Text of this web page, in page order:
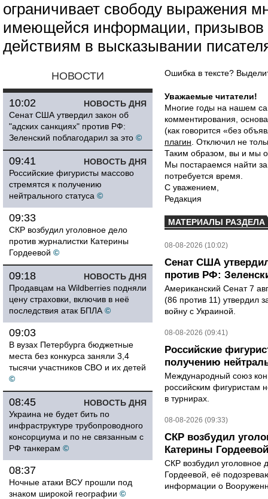
ограничивает свободу выражения
имеющейся информации, призывов
действиям в высказывании
НОВОСТИ
НОВОСТЬ ДНЯ
10:02
Сенат США утвердил закон об
"адских санкциях" против РФ:
Зеленский поблагодарил за это ©
НОВОСТЬ ДНЯ
09:41
Российские фигуристы массово
стремятся к получению
нейтрального статуса ©
09:33
СКР возбудил уголовное дело
против журналистки Катерины
Гордеевой ©
НОВОСТЬ ДНЯ
09:18
Продавцам на Wildberries подняли
цену страховки, включив в неё
последствия атак БПЛА ©
09:03
В вузах Петербурга бюджетные
места без конкурса заняли 3,4
тысячи участников СВО и их детей
©
НОВОСТЬ ДНЯ
08:45
Украина не будет бить по
инфраструктуре трубопроводного
консорциума и по не связанным с
РФ танкерам ©
08:37
Ночные атаки ВСУ прошли под
знаком широкой географии ©
Ошибка в тексте?
Уважаемые читатели!
Многие годы на нашем
комментирования,
(как говорится «без
плагин . Отключил не
Таким образом, вы и мы
Мы постараемся найти
потребуется время.
С уважением,
Редакция
МАТЕРИАЛЫ РАЗДЕЛА
08-08-2026 (10:02)
Сенат США
против РФ:
Американский Сенат 7
(86 против 11) утвердил
войну с Украиной.
08-08-2026 (09:41)
Российские
получению
Международный союз
российским фигуристам
в турнирах.
08-08-2026 (09:33)
СКР возбудил
Катерины Гордеевой
СКР возбудил уголовное
Гордеевой, её
информации о